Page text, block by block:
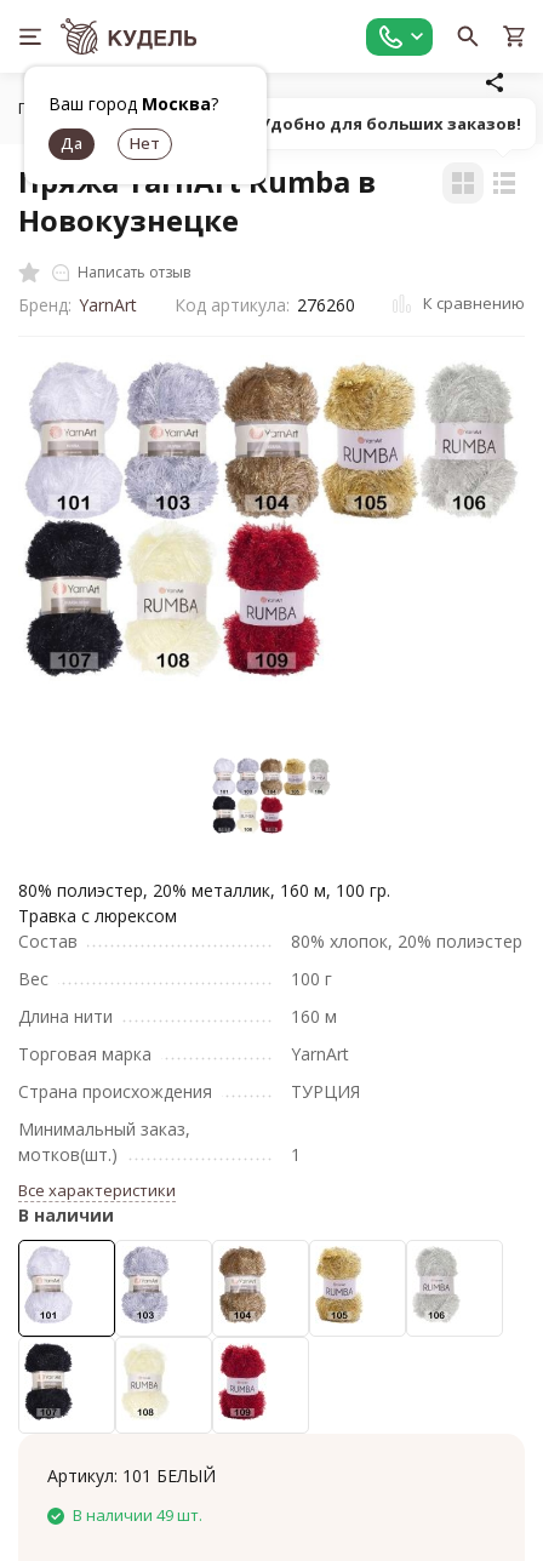
Ваш город Москва?
Главная Все для вязания
Пряжа YarnArt Rumba в
Новокузнецке
Написать отзыв
Бренд: YarnArt Код артикула: 276260 К сравнению
80% полиэстер, 20% металлик, 160 м, 100 гр.
Травка с люрексом
Состав
80% хлопок, 20% полиэстер
Вес
100 г
Длина нити
160 м
Торговая марка
YarnArt
Страна происхождения
ТУРЦИЯ
Минимальный заказ,
мотков(шт.)
1
Все характеристики
В наличии
Артикул: 101 БЕЛЫЙ
В наличии 49 шт.
Попробуй! Удобно для больших заказов!